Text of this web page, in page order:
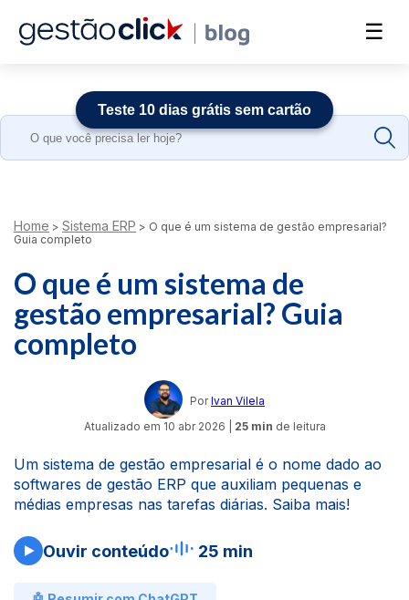
☰
Search
Home > Sistema ERP > O que é um sistema de gestão empresarial?
Guia completo
O que é um sistema de
gestão empresarial? Guia
completo
Por Ivan Vilela
Atualizado em 10 abr 2026 25 min de leitura
Um sistema de gestão empresarial é o nome dado ao
softwares de gestão ERP que auxiliam pequenas e
médias empresas nas tarefas diárias. Saiba mais!
Ouvir conteúdo 25 min
Teste 10 dias grátis sem cartão